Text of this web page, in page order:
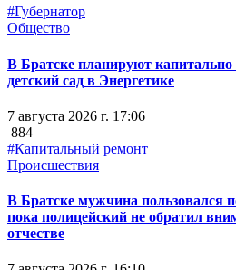
#Губернатор
Общество
В Братске планируют капитально
детский сад в Энергетике
7 августа 2026 г. 17:06
884
#Капитальный ремонт
Происшествия
В Братске мужчина пользовался
пока полицейский не обратил
отчестве